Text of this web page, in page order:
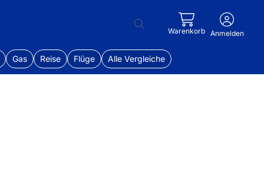
Warenkorb Anmelden
Gas Reise Flüge Alle Vergleiche